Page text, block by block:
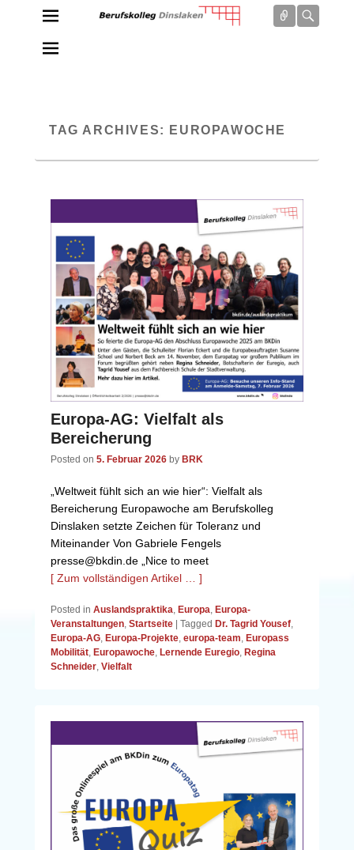
Connect
TAG ARCHIVES: EUROPAWOCHE
Europa-AG: Vielfalt als
Bereicherung
Posted on 5. Februar 2026 by BRK
„Weltweit fühlt sich an wie hier“: Vielfalt als
Bereicherung Europawoche am Berufskolleg
Dinslaken setzte Zeichen für Toleranz und
Miteinander Von Gabriele Fengels
presse@bkdin.de „Nice to meet
[ Zum vollständigen Artikel … ]
Posted in Auslandspraktika, Europa, Europa-
Veranstaltungen, Startseite | Tagged Dr. Tagrid Yousef,
Europa-AG, Europa-Projekte, europa-team, Europass
Mobilität, Europawoche, Lernende Euregio, Regina
Schneider, Vielfalt